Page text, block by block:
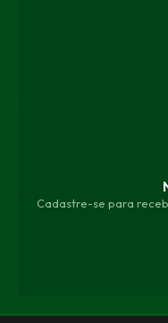
Cadastre-se para